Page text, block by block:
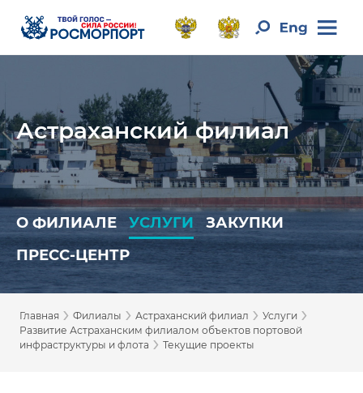
Астраханский филиал
О ФИЛИАЛЕ УСЛУГИ
ЗАКУПКИ
ПРЕСС-ЦЕНТР
Главная › Филиалы › Астраханский филиал › Услуги ›
Развитие Астраханским филиалом объектов портовой
инфраструктуры и флота › Текущие проекты